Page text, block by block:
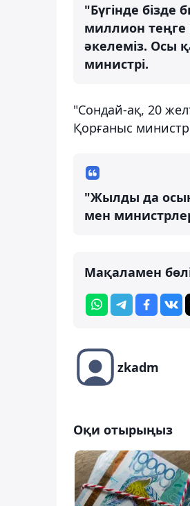
"Бүгінде
миллион теңге
әкелеміз. Осы
министрі.
"Сондай-ақ, 20
Қорғаныс
"Жылды да
мен
Мақаламен
zkadm
Оқи отырыңыз